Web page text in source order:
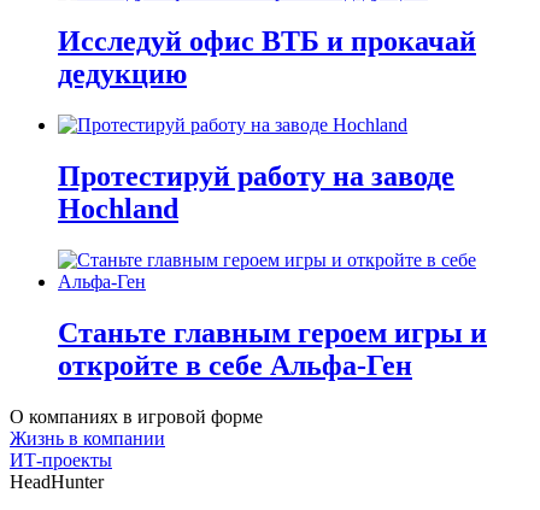
Исследуй офис ВТБ и прокачай
дедукцию
Протестируй работу на заводе
Hochland
Станьте главным героем игры и
откройте в себе Альфа-Ген
О компаниях в игровой форме
Жизнь в компании
ИТ-проекты
HeadHunter